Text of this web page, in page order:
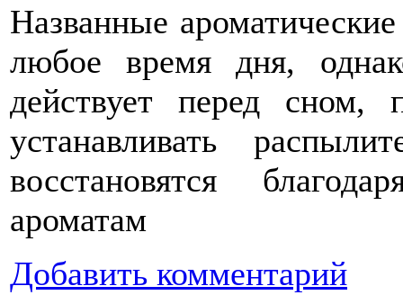
Названные
любое время дня,
действует перед сном,
устанавливать
восстановятся
ароматам
Добавить комментарий